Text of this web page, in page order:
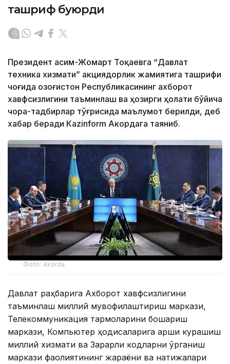
ташриф буюрди
Президент Қасим-Жомарт Тоқаевга “Давлат
техника хизмати” акциядорлик жамиятига ташрифи
чоғида Қозоғистон Республикасининг ахборот
хавфсизлигини таъминлаш ва ҳозирги ҳолати бўйича
чора-тадбирлар тўғрисида маълумот берилди, деб
хабар беради Каzinform Акордага таяниб.
Фото: Akorda
Давлат раҳбарига Ахборот хавфсизлигини
таъминлаш миллий мувофиқлаштириш маркази,
Телекоммуникация тармоқларини бошқариш
маркази, Компьютер ҳодисаларига қарши курашиш
миллий хизмати ва Зарарли кодларни ўрганиш
маркази фаолиятининг жараёни ва натижалари